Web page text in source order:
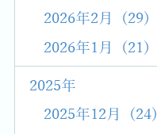
2026年2月 (29)
2026年1月 (21)
2025年
2025年12月 (24)